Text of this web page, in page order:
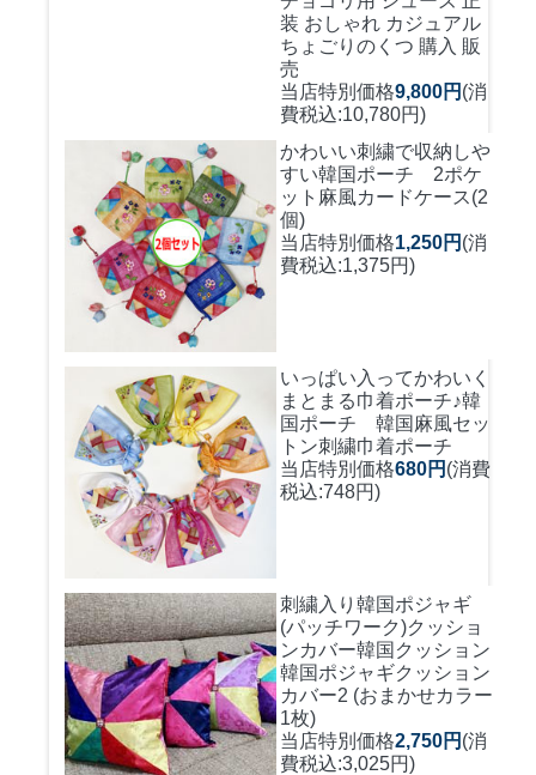
装 おしゃれ カジュアル
ちょごりのくつ 購入 販
売
当店特別価格9,800円 (消
費税込:10,780円)
かわいい刺繍で収納しや
すい韓国ポーチ 2ポケ
ット麻風カードケース(2
個)
当店特別価格1,250円 (消
費税込:1,375円)
いっぱい入ってかわいく
まとまる巾着ポーチ♪韓
国ポーチ 韓国麻風セッ
トン刺繍巾着ポーチ
当店特別価格680円 (消費
税込:748円)
刺繍入り韓国ポジャギ
(パッチワーク)クッショ
ンカバー韓国クッション
韓国ポジャギクッション
カバー2 (おまかせカラー
1枚)
当店特別価格2,750円 (消
費税込:3,025円)